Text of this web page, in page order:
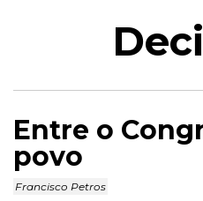
Entre o
povo
Francisco Petros